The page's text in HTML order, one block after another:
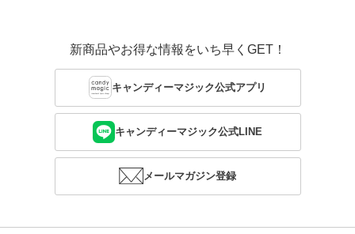
新商品やお得な情報をいち早くGET！
キャンディーマジック公式アプリ
キャンディーマジック公式LINE
メールマガジン登録